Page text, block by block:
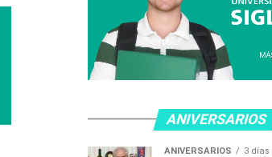
ANIVERSARIOS
ANIVERSARIOS 3 días